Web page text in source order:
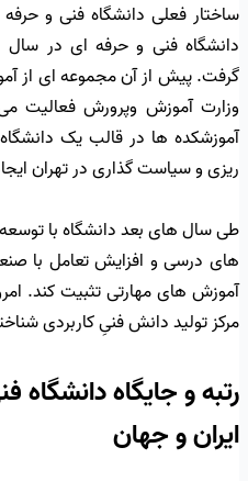
ساختار فعلی دانشگاه فنی و
گرفت. پیش از آن مجموعه ای از
وزارت آموزش وپرورش فعالیت
آموزشکده ها در قالب یک
ریزی و سیاست گذاری در تهران
طی سال های بعد دانشگاه با
های درسی و افزایش تعامل با
آموزش های مهارتی تثبیت کند.
مرکز تولید دانش فنیِ کاربردی
رتبه و جایگاه
ایران و جهان